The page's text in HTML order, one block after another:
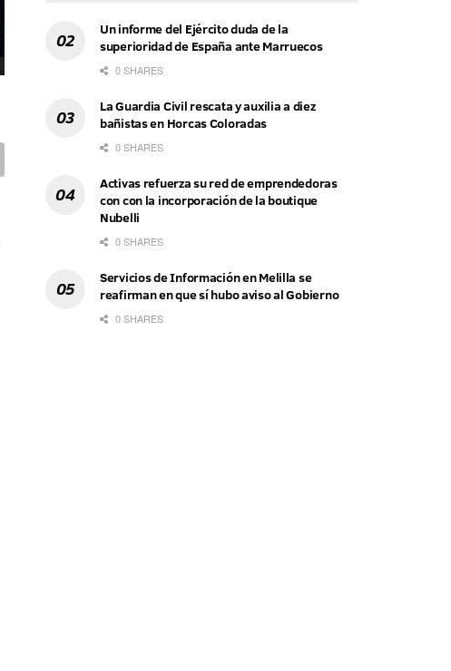
Un informe del Ejército duda de la
superioridad de España ante Marruecos
0 SHARES
La Guardia Civil rescata y auxilia a diez
bañistas en Horcas Coloradas
0 SHARES
Activas refuerza su red de emprendedoras
con con la incorporación de la boutique
Nubelli
0 SHARES
Servicios de Información en Melilla se
reafirman en que sí hubo aviso al Gobierno
0 SHARES